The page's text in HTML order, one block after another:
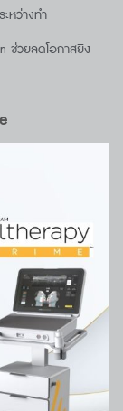
หว่างทำ
ช่วยลดโอกาสยิง